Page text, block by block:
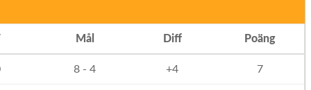
Mål Diff Poäng
8 - 4 +4 7